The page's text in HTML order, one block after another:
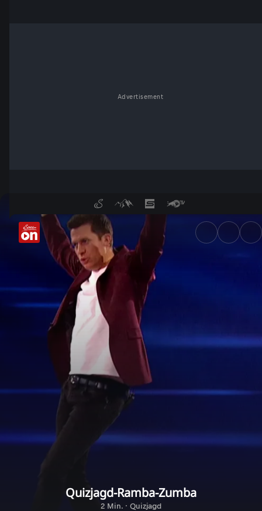
Advertisement
Quizjagd: Clip des Tages |
Quizjagd-Ramba-Zumba
2 Min. · Quizjagd